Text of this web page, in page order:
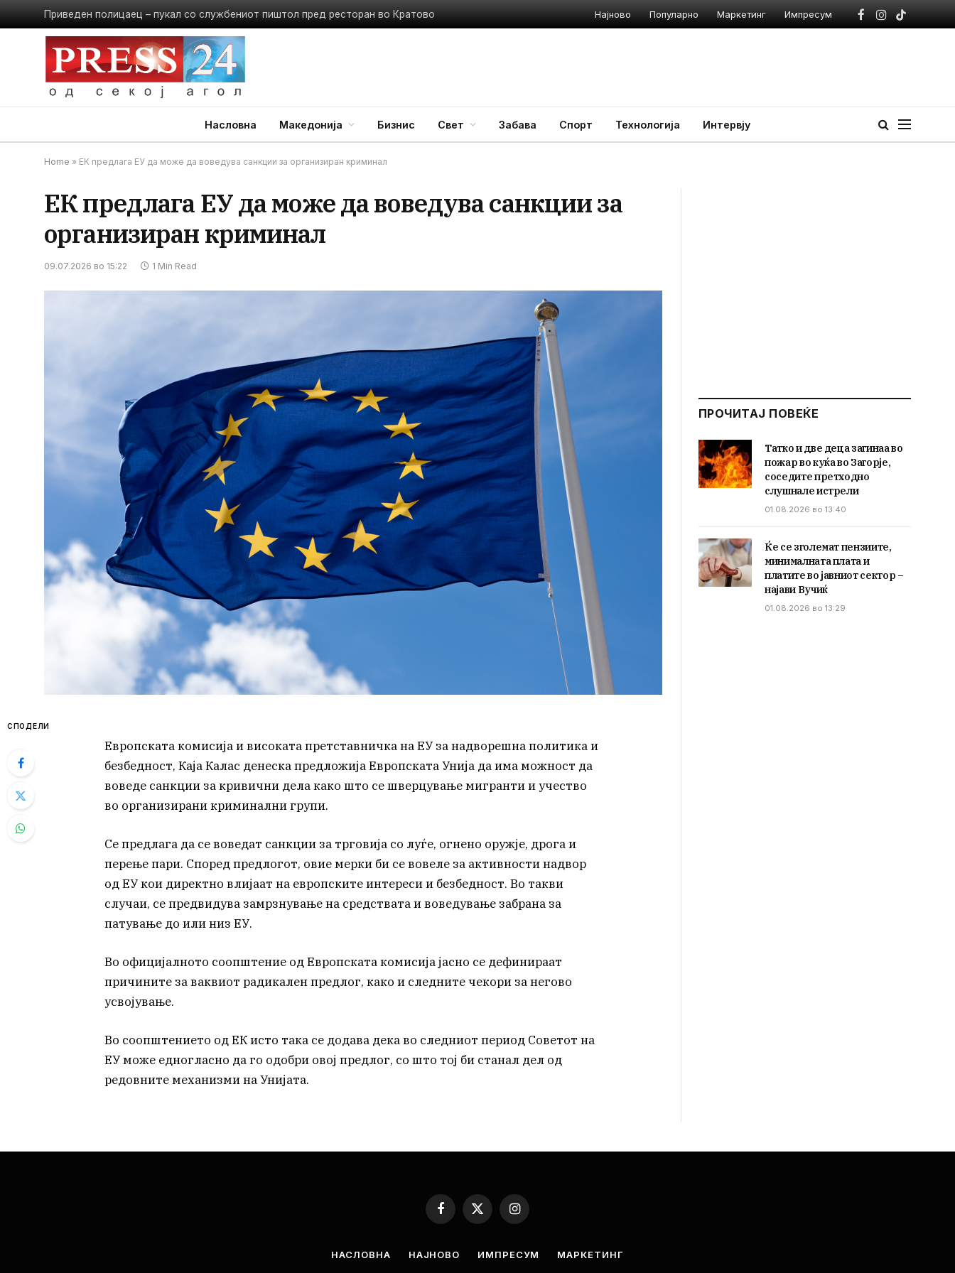
Приведен полицаец – пукал со службениот пиштол пред ресторан во Кратово Најново Популарно Маркетинг Импресум
Facebook
Instagram
TikTok
Насловна Македонија Бизнис Свет Забава Спорт Технологија Интервју
Home » ЕК предлага ЕУ да може да воведува санкции за организиран криминал
ЕК предлага ЕУ да може да воведува санкции за
организиран криминал
09.07.2026 во 15:22 1 Min Read
СПОДЕЛИ
Европската комисија и високата претставничка на ЕУ за надворешна политика и
безбедност, Каја Калас денеска предложија Европската Унија да има можност да
воведе санкции за кривични дела како што се шверцување мигранти и учество
во организирани криминални групи.
Се предлага да се воведат санкции за трговија со луѓе, огнено оружје, дрога и
перење пари. Според предлогот, овие мерки би се вовеле за активности надвор
од ЕУ кои директно влијаат на европските интереси и безбедност. Во такви
случаи, се предвидува замрзнување на средствата и воведување забрана за
патување до или низ ЕУ.
Во официјалното соопштение од Европската комисија јасно се дефинираат
причините за ваквиот радикален предлог, како и следните чекори за негово
усвојување.
Во соопштението од ЕК исто така се додава дека во следниот период Советот на
ЕУ може едногласно да го одобри овој предлог, со што тој би станал дел од
редовните механизми на Унијата.
ПРОЧИТАЈ ПОВЕЌЕ
Татко и две деца загинаа во
пожар во куќа во Загорје,
соседите претходно
слушнале истрели
01.08.2026 во 13:40
Ќе се зголемат пензиите,
минималната плата и
платите во јавниот сектор –
најави Вучиќ
01.08.2026 во 13:29
Facebook
X
Instagram
НАСЛОВНА НАЈНОВО ИМПРЕСУМ МАРКЕТИНГ